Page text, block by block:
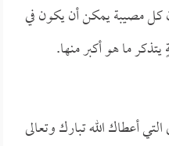
كل مصيبة يمكن أن يكون في
يتذكر ما هو أكبر منها.
أعطاك الله تبارك وتعالى